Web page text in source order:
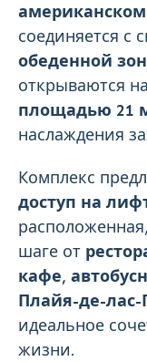
соединяется с
обеденной
открываются
площадью 21
наслаждения
Комплекс
доступ на
шаге от
кафе,
Плайя-де-лас-
идеальное
жизни.